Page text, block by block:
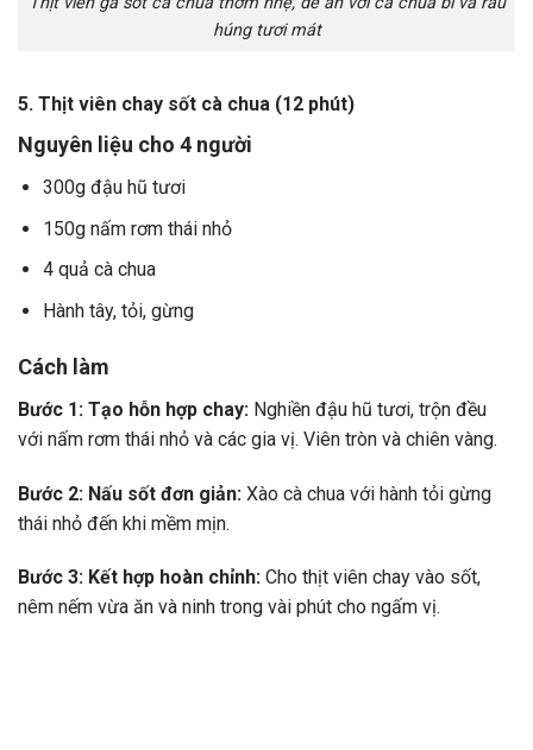
húng tươi mát
5. Thịt viên chay sốt cà chua (12 phút)
Nguyên liệu cho 4 người
300g đậu hũ tươi
150g nấm rơm thái nhỏ
4 quả cà chua
Hành tây, tỏi, gừng
Cách làm
Bước 1: Tạo hỗn hợp chay: Nghiền đậu hũ tươi, trộn đều
với nấm rơm thái nhỏ và các gia vị. Viên tròn và chiên vàng.
Bước 2: Nấu sốt đơn giản: Xào cà chua với hành tỏi gừng
thái nhỏ đến khi mềm mịn.
Bước 3: Kết hợp hoàn chỉnh: Cho thịt viên chay vào sốt,
nêm nếm vừa ăn và ninh trong vài phút cho ngấm vị.